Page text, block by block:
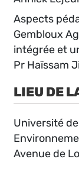
Aspects
Gembloux
intégrée et
Pr Haïssam
LIEU DE
Université
Avenue de